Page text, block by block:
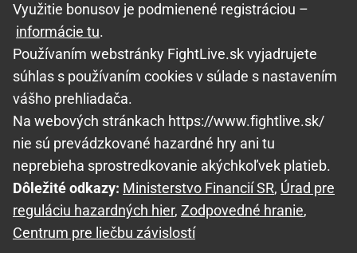
Využitie bonusov je podmienené registráciou –
informácie tu.
Používaním webstránky FightLive.sk vyjadrujete
súhlas s používaním cookies v súlade s nastavením
vášho prehliadača.
Na webových stránkach https://www.fightlive.sk/
nie sú prevádzkované hazardné hry ani tu
neprebieha sprostredkovanie akýchkoľvek platieb.
Dôležité odkazy: Ministerstvo Financií SR, Úrad pre
reguláciu hazardných hier, Zodpovedné hranie,
Centrum pre liečbu závislostí